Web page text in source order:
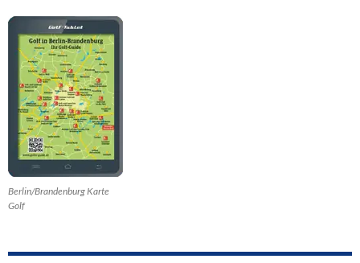
Berlin/Brandenburg Karte
Golf